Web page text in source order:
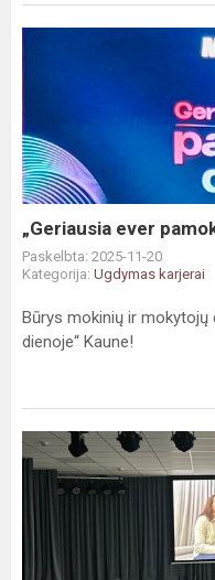
diena“
Kaune!
„Geriausia ever
Paskelbta: 2025-11-20
Kategorija: Ugdymas karjerai
Būrys mokinių ir mokytojų
dienoje“ Kaune!
Bendroje
valandėlėje
apie
toleranciją